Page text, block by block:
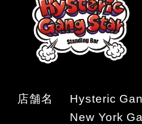
店舗名
Hysteric
New York